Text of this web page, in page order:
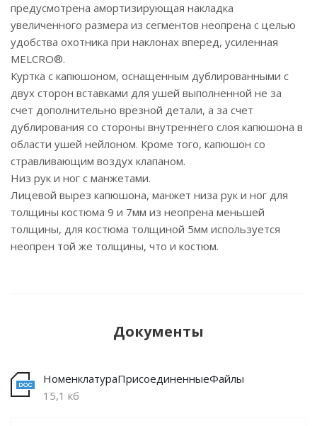
предусмотрена амортизирующая накладка
увеличенного размера из сегментов неопрена с целью
удобства охотника при наклонах вперед, усиленная
MELCRO®.
Куртка с капюшоном, оснащенным дублированными с
двух сторон вставками для ушей выполненной не за
счет дополнительно врезной детали, а за счет
дублирования со стороны внутреннего слоя капюшона в
области ушей нейлоном. Кроме того, капюшон со
стравливающим воздух клапаном.
Низ рук и ног с манжетами.
Лицевой вырез капюшона, манжет низа рук и ног для
толщины костюма 9 и 7мм из неопрена меньшей
толщины, для костюма толщиной 5мм используется
неопрен той же толщины, что и костюм.
Документы
НоменклатураПрисоединенныеФайлы
15,1 кб